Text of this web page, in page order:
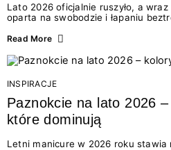
Lato 2026 oficjalnie ruszyło, a
oparta na swobodzie i łapaniu
doświadczenia wakacji – od
Motywem przewodnim jest
letnich momentów. Z tej okazji
wyjątkowego: wielki konkurs z
najgorętszych trendów w...
Read More
INSPIRACJE
Paznokcie na lato 2026
które dominują
Letni manicure w 2026 roku stawia